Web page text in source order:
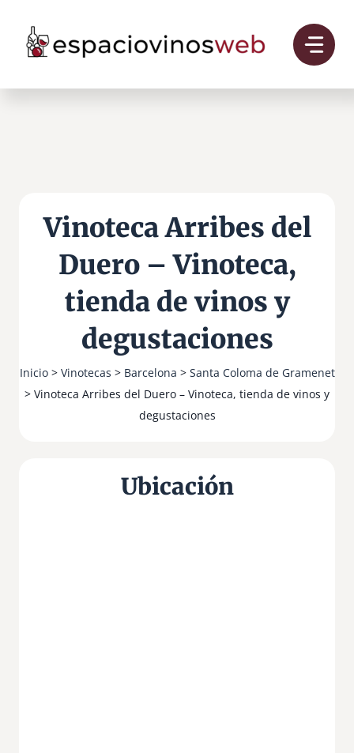
contenido
Vinoteca Arribes del
Duero – Vinoteca,
tienda de vinos y
degustaciones
Inicio> Vinotecas > Barcelona > Santa Coloma de Gramenet
> Vinoteca Arribes del Duero – Vinoteca, tienda de vinos y
degustaciones
Ubicación